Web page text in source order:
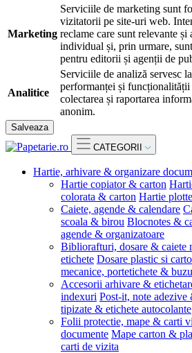
Marketing
Serviciile de marketing sunt
vizitatorii pe site-uri web.
reclame care sunt relevante
individual și, prin urmare,
pentru editorii și agenții de
Analitice
Serviciile de analiză servesc
performanței și
colectarea și raportarea
anonim.
Salveaza
CATEGORII
Hartie, arhivare & organizare
Hartie copiator & carton
colorata & carton Hartie
Caiete, agende & calendare
scoala & birou Blocnotes &
agende & organizatoare
Bibliorafturi, dosare & caiete
etichete Dosare plastic si
mecanice, portetichete &
Accesorii arhivare &
indexuri Post-it, note
tipizate & etichete autocolante
Folii protectie, mape & carti
documente Mape carton &
carti de vizita